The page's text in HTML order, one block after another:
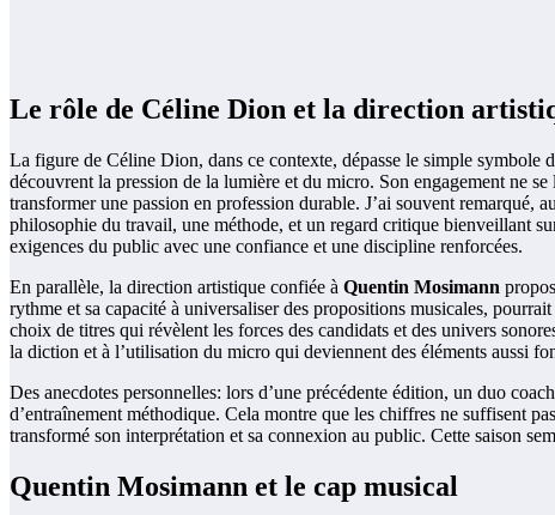
Le rôle de Céline Dion et la direction
La figure de Céline Dion, dans ce contexte, dépasse le simple symbole
découvrent la pression de la lumière et du micro. Son engagement ne
transformer une passion en profession durable. J’ai souvent remarqué,
philosophie du travail, une méthode, et un regard critique bienveillant
exigences du public avec une confiance et une discipline renforcées.
En parallèle, la direction artistique confiée à Quentin Mosimann
rythme et sa capacité à universaliser des propositions musicales,
choix de titres qui révèlent les forces des candidats et des univers
la diction et à l’utilisation du micro qui deviennent des éléments aussi
Des anecdotes personnelles: lors d’une précédente édition, un duo
d’entraînement méthodique. Cela montre que les chiffres ne suffisent
transformé son interprétation et sa connexion au public. Cette saison
Quentin Mosimann et le cap musical